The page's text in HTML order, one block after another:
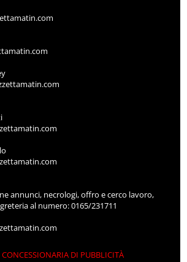
annunci, necrologi, offro e cerco lavoro,
al numero: 0165/231711
CONCESSIONARIA DI PUBBLICITÀ